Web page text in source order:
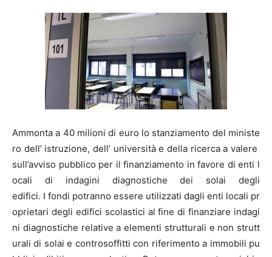
Ammonta a 40 milioni di euro lo stanziamento del ministe
ro dell’ istruzione, dell’ università e della ricerca a valere
sull’avviso pubblico per il finanziamento in favore di enti l
ocali di indagini diagnostiche dei solai degli
edifici. I fondi potranno essere utilizzati dagli enti locali pr
oprietari degli edifici scolastici al fine di finanziare indagi
ni diagnostiche relative a elementi strutturali e non strutt
urali di solai e controsoffitti con riferimento a immobili pu